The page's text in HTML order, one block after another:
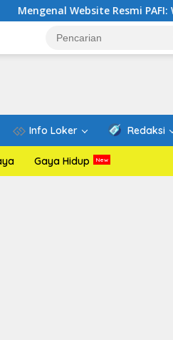
Resmi PAFI: Wadah
Info Loker Redaksi
Gaya Hidup